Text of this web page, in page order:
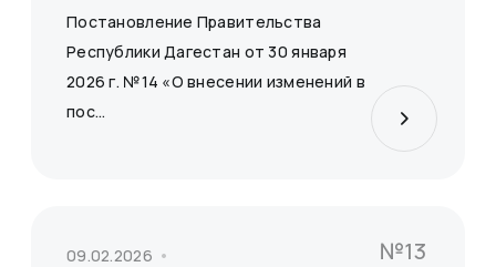
Постановление Правительства
Республики Дагестан от 30 января
2026 г. №14 «О внесении изменений в
пос...
09.02.2026
№13